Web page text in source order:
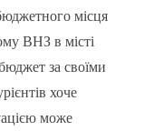
місця
ВНЗ в місті
за своїми
хоче
може